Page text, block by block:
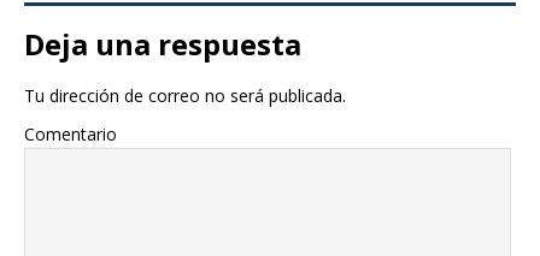
Deja una respuesta
Tu dirección de correo no será publicada.
Comentario